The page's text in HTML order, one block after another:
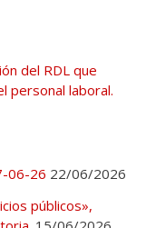
del RDL que
personal laboral.
06-26 22/06/2026
públicos»,